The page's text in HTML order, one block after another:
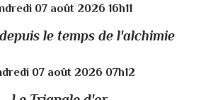
07 août 2026 16h11
le temps de l'alchimie
07 août 2026 07h12